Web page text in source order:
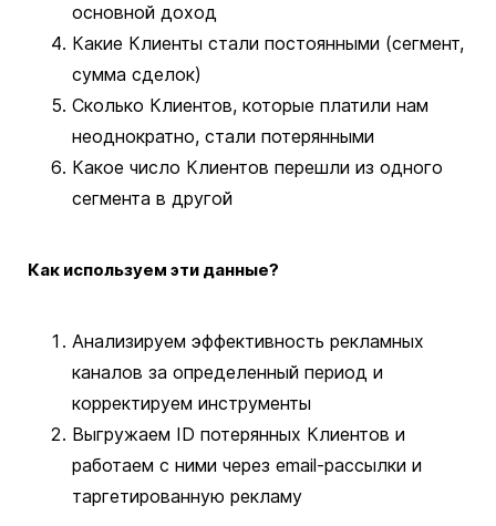
основной доход
Какие Клиенты стали постоянными (сегмент,
сумма сделок)
Сколько Клиентов, которые платили нам
неоднократно, стали потерянными
Какое число Клиентов перешли из одного
сегмента в другой
Как используем эти данные?
Анализируем эффективность рекламных
каналов за определенный период и
корректируем инструменты
Выгружаем ID потерянных Клиентов и
работаем с ними через email-рассылки и
таргетированную рекламу